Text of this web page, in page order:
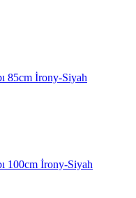
85cm İrony-Siyah
100cm İrony-Siyah